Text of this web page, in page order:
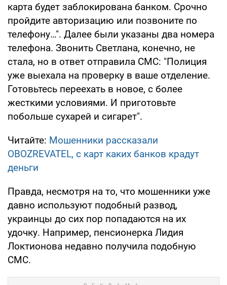
карта будет заблокирована банком. Срочно
пройдите авторизацию или позвоните по
телефону…". Далее были указаны два номера
телефона. Звонить Светлана, конечно, не
стала, но в ответ отправила СМС: "Полиция
уже выехала на проверку в ваше отделение.
Готовьтесь переехать в новое, с более
жесткими условиями. И приготовьте
побольше сухарей и сигарет".
Читайте: Мошенники рассказали
OBOZREVATEL, с карт каких банков крадут
деньги
Правда, несмотря на то, что мошенники уже
давно используют подобный развод,
украинцы до сих пор попадаются на их
удочку. Например, пенсионерка Лидия
Локтионова недавно получила подобную
СМС.